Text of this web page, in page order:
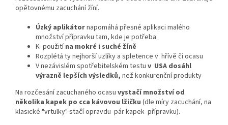
opětovnému zacuchání žíní.
Úzký aplikátornapomáhá přesné aplikaci malého
množství přípravku tam, kde je potřeba
K použitína mokré i suché žíně
Rozplétá ty nejhorší uzlíky a spletence v hřívě či ocasu
V nezávislém spotřebitelském testu v USA dosáhl
výrazně lepších výsledků, než konkurenční produkty
Na rozčesání zacuchaného ocasu vystačí množství od
několika kapek po cca kávovou lžičku (dle míry zacuchání, na
klasické "vrtulky" stačí opravdu pár kapek přípravku).